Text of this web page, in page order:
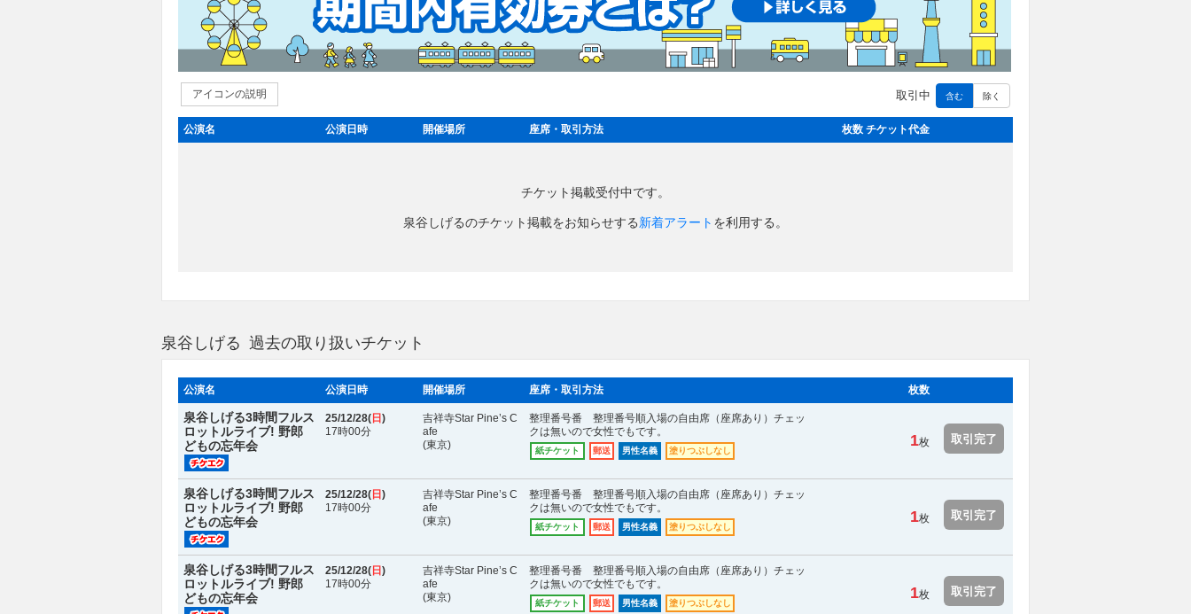
アイコンの説明 取引中 含む 除く
公演名 公演日時 開催場所 座席・取引方法 枚数 チケット代金
チケット掲載受付中です。
泉谷しげるのチケット掲載をお知らせする新着アラート を利用する。
泉谷しげる 過去の取り扱いチケット
公演名 公演日時 開催場所 座席・取引方法 枚数
泉谷しげる3時間フルス
ロットルライブ! 野郎
どもの忘年会
25/12/28( 日 )
17時00分
吉祥寺Star Pine’s C
afe
(東京)
整理番号番 整理番号順入場の自由席（座席あり）チェッ
クは無いので女性でもです。
紙チケット 郵送 男性名義 塗りつぶしなし
1枚 取引完了
泉谷しげる3時間フルス
ロットルライブ! 野郎
どもの忘年会
25/12/28( 日 )
17時00分
吉祥寺Star Pine’s C
afe
(東京)
整理番号番 整理番号順入場の自由席（座席あり）チェッ
クは無いので女性でもです。
紙チケット 郵送 男性名義 塗りつぶしなし
1枚 取引完了
泉谷しげる3時間フルス
ロットルライブ! 野郎
どもの忘年会
25/12/28( 日 )
17時00分
吉祥寺Star Pine’s C
afe
(東京)
整理番号番 整理番号順入場の自由席（座席あり）チェッ
クは無いので女性でもです。
紙チケット 郵送 男性名義 塗りつぶしなし
1枚 取引完了